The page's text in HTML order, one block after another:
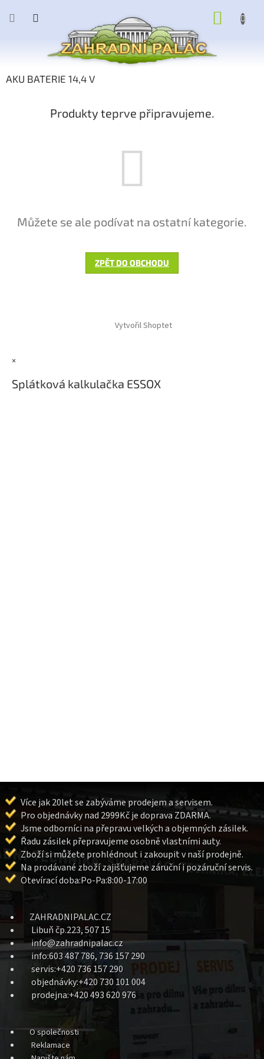
AKU BATERIE 14,4 V
Produkty teprve připravujeme.
Můžete se ale podívat na ostatní kategorie.
ZPĚT DO OBCHODU
Vytvořil Shoptet
×
Splátková kalkulačka ESSOX
Více jak 20let se zabýváme prodejem a servisem.
Pro objednávky nad 2999Kč je doprava ZDARMA.
Jsme odborníci na přepravu velkých a objemných zásilek.
Řadu zásilek přepravujeme osobně vlastními auty.
Zboží si můžete prohlédnout i zakoupit v naší prodejně.
Na prodávané zboží zajišťujeme záruční i pozáruční servis.
Otevírací doba:Po-Pa:8:00-17:00
ZAHRADNIPALAC.CZ
Libuň čp.223, 507 15
info@zahradnipalac.cz
info:603 487 786, 736 157 290
servis:+420 736 157 290
objednávky:+420 730 101 004
prodejna:+420 493 620 976
O společnosti
Reklamace